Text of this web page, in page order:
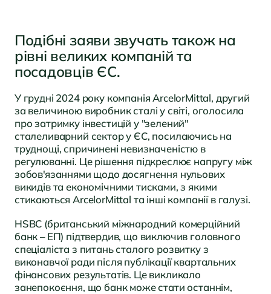
Подібні заяви звучать також на
рівні великих компаній та
посадовців ЄС.
У грудні 2024 року компанія ArcelorMittal, другий
за величиною виробник сталі у світі, оголосила
про затримку інвестицій у "зелений"
сталеливарний сектор у ЄС, посилаючись на
труднощі, спричинені невизначеністю в
регулюванні. Це рішення підкреслює напругу між
зобов'язаннями щодо досягнення нульових
викидів та економічними тисками, з якими
стикаються ArcelorMittal та інші компанії в галузі.
HSBC (британський міжнародний комерційний
банк –ЕП) підтвердив, що виключив головного
спеціаліста з питань сталого розвитку з
виконавчої ради після публікації квартальних
фінансових результатів. Це викликало
занепокоєння, що банк може стати останнім,